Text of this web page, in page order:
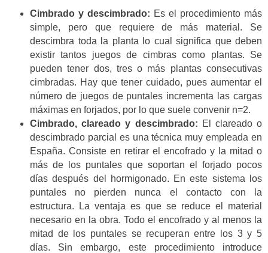
Cimbrado y descimbrado: Es el procedimiento más
simple, pero que requiere de más material. Se
descimbra toda la planta lo cual significa que deben
existir tantos juegos de cimbras como plantas. Se
pueden tener dos, tres o más plantas consecutivas
cimbradas. Hay que tener cuidado, pues aumentar el
número de juegos de puntales incrementa las cargas
máximas en forjados, por lo que suele convenir n=2.
Cimbrado, clareado y descimbrado: El clareado o
descimbrado parcial es una técnica muy empleada en
España. Consiste en retirar el encofrado y la mitad o
más de los puntales que soportan el forjado pocos
días después del hormigonado. En este sistema los
puntales no pierden nunca el contacto con la
estructura. La ventaja es que se reduce el material
necesario en la obra. Todo el encofrado y al menos la
mitad de los puntales se recuperan entre los 3 y 5
días. Sin embargo, este procedimiento introduce